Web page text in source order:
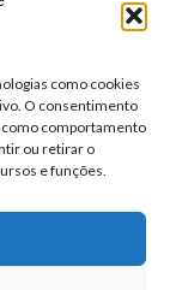
como cookies
O consentimento
como comportamento
ou retirar o
e funções.